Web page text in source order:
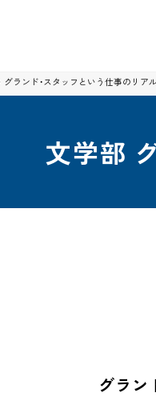
グランド・スタッフという仕事のリアル
文学部
グラン